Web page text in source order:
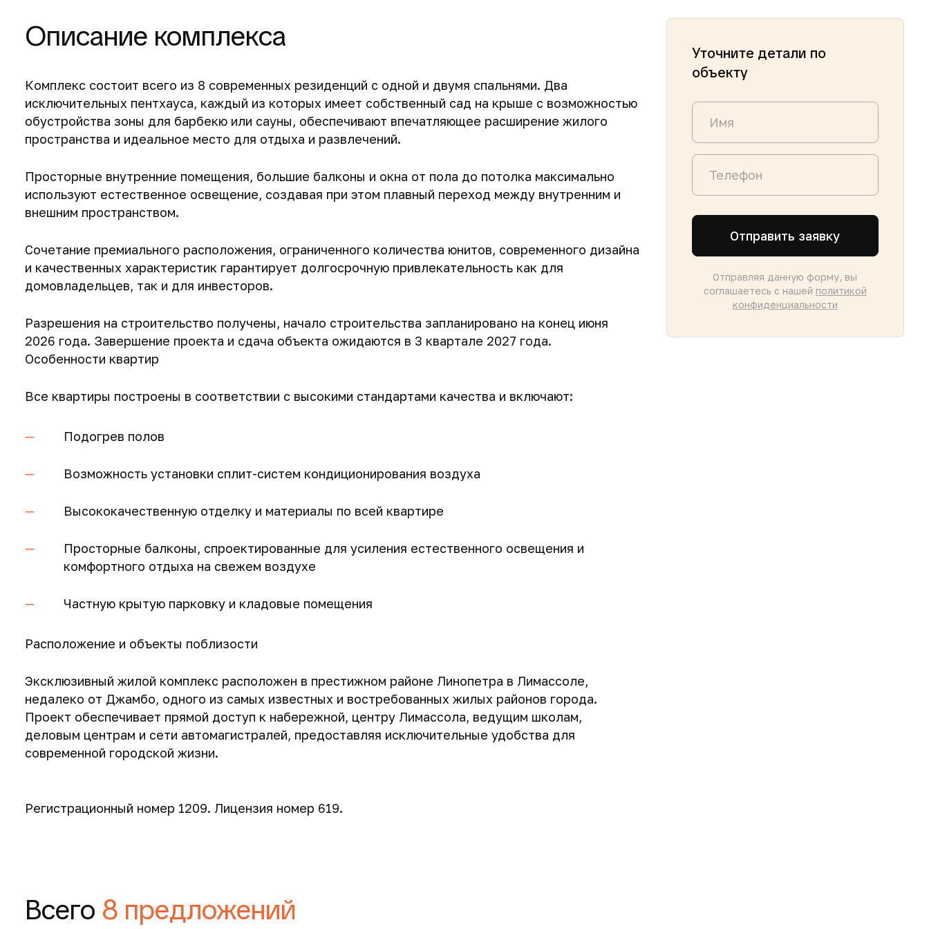
Описание комплекса
Комплекс состоит всего из 8 современных резиденций с одной и двумя спальнями. Два
исключительных пентхауса, каждый из которых имеет собственный сад на крыше с возможностью
обустройства зоны для барбекю или сауны, обеспечивают впечатляющее расширение жилого
пространства и идеальное место для отдыха и развлечений.
Просторные внутренние помещения, большие балконы и окна от пола до потолка максимально
используют естественное освещение, создавая при этом плавный переход между внутренним и
внешним пространством.
Сочетание премиального расположения, ограниченного количества юнитов, современного дизайна
и качественных характеристик гарантирует долгосрочную привлекательность как для
домовладельцев, так и для инвесторов.
Разрешения на строительство получены, начало строительства запланировано на конец июня
2026 года. Завершение проекта и сдача объекта ожидаются в 3 квартале 2027 года.
Особенности квартир
Все квартиры построены в соответствии с высокими стандартами качества и включают:
Подогрев полов
Возможность установки сплит-систем кондиционирования воздуха
Высококачественную отделку и материалы по всей квартире
Просторные балконы, спроектированные для усиления естественного освещения и
комфортного отдыха на свежем воздухе
Частную крытую парковку и кладовые помещения
Расположение и объекты поблизости
Эксклюзивный жилой комплекс расположен в престижном районе Линопетра в Лимассоле,
недалеко от Джамбо, одного из самых известных и востребованных жилых районов города.
Проект обеспечивает прямой доступ к набережной, центру Лимассола, ведущим школам,
деловым центрам и сети автомагистралей, предоставляя исключительные удобства для
современной городской жизни.
Регистрационный номер 1209. Лицензия номер 619.
Уточните детали по
объекту
Отправить заявку
Отправляя данную форму, вы
соглашаетесь с нашей политикой
конфиденциальности
Всего 8 предложений
Запросить планировку